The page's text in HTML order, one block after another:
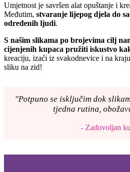
Umjetnost je savršen alat opuštanje i
Međutim, stvaranje lijepog djela do
određenih ljudi.
S našim slikama po brojevima cilj
cijenjenih kupaca pružiti iskustvo
kreaciju, izaći iz svakodnevice i na
sliku na zid!
"Potpuno se isključim dok
tjedna rutina,
- Zadovoljan